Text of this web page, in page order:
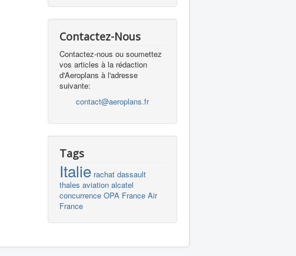
Contactez-Nous
Contactez-nous ou soumettez
vos articles à la rédaction
d'Aeroplans à l'adresse
suivante:
contact@aeroplans.fr
Tags
Italie rachat dassault
thales aviation alcatel
concurrence OPA France Air
France